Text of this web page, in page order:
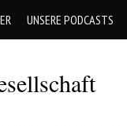
UNSERE PODCASTS